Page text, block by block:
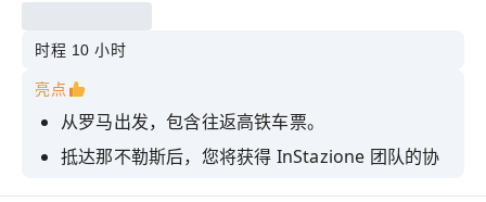
时程 10 小时
亮点
从罗马出发，包含往返高铁车票。
抵达那不勒斯后，您将获得 InStazione 团队的协